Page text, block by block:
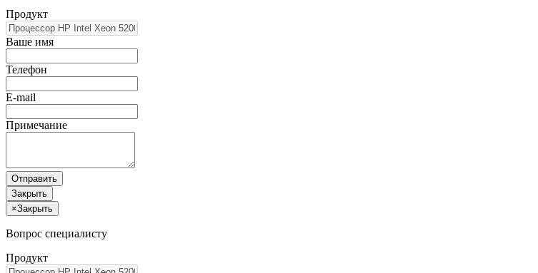
Продукт
Ваше имя
Телефон
E-mail
Примечание
Отправить
Закрыть
×Закрыть
Вопрос специалисту
Продукт